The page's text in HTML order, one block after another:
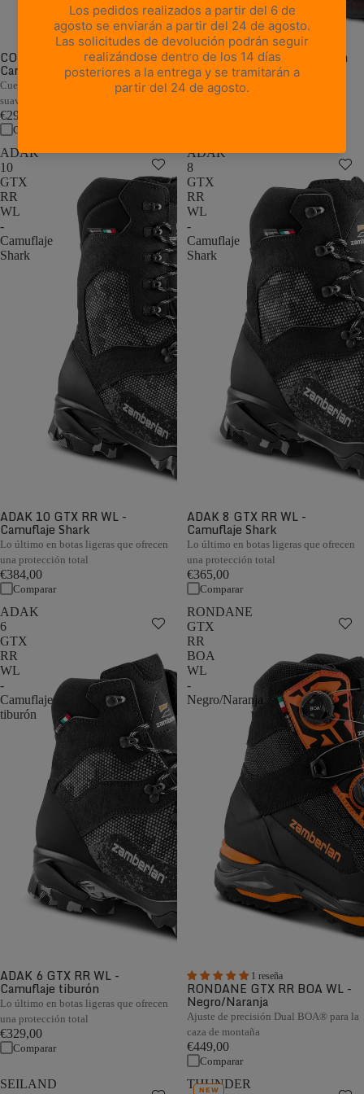
CORMONS NBK GTX WL -
Camuflaje
Cuero nobuk de camuflaje con flexión
suave y horma ancha
€299,00
Comparar
CORMONS GTX WL - Marrón
oscuro/Naranja
€249,00
Comparar
ADAK
10
GTX
RR
WL
-
Camuflaje
Shark
ADAK 10 GTX RR WL -
Camuflaje Shark
Lo último en botas ligeras que ofrecen
una protección total
€384,00
Comparar
ADAK
8
GTX
RR
WL
-
Camuflaje
Shark
ADAK 8 GTX RR WL -
Camuflaje Shark
Lo último en botas ligeras que ofrecen
una protección total
€365,00
Comparar
ADAK
6
GTX
RR
WL
-
Camuflaje
tiburón
ADAK 6 GTX RR WL -
Camuflaje tiburón
Lo último en botas ligeras que ofrecen
una protección total
€329,00
Comparar
RONDANE
GTX
RR
BOA
WL
-
Negro/Naranja
1 reseña
RONDANE GTX RR BOA WL -
Negro/Naranja
Ajuste de precisión Dual BOA® para la
caza de montaña
€449,00
Comparar
SEILAND
THUNDER
NEW